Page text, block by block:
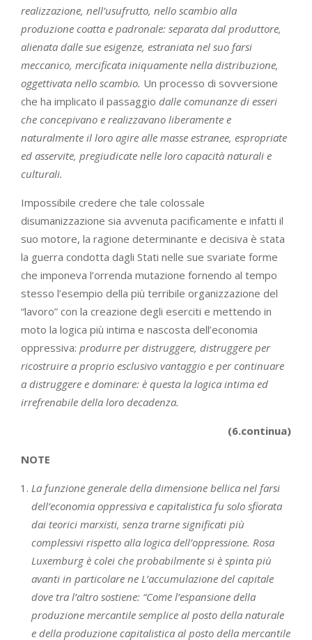
realizzazione, nell’usufrutto, nello scambio alla
produzione coatta e padronale: separata dal produttore,
alienata dalle sue esigenze, estraniata nel suo farsi
meccanico, mercificata iniquamente nella distribuzione,
oggettivata nello scambio. Un processo di sovversione
che ha implicato il passaggio dalle comunanze di esseri
che concepivano e realizzavano liberamente e
naturalmente il loro agire alle masse estranee, espropriate
ed asservite, pregiudicate nelle loro capacità naturali e
culturali.
Impossibile credere che tale colossale
disumanizzazione sia avvenuta pacificamente e infatti il
suo motore, la ragione determinante e decisiva è stata
la guerra condotta dagli Stati nelle sue svariate forme
che imponeva l’orrenda mutazione fornendo al tempo
stesso l’esempio della più terribile organizzazione del
“lavoro” con la creazione degli eserciti e mettendo in
moto la logica più intima e nascosta dell’economia
oppressiva: produrre per distruggere, distruggere per
ricostruire a proprio esclusivo vantaggio e per continuare
a distruggere e dominare: è questa la logica intima ed
irrefrenabile della loro decadenza.
(6.continua)
NOTE
La funzione generale della dimensione bellica nel farsi
dell’economia oppressiva e capitalistica fu solo sfiorata
dai teorici marxisti, senza trarne significati più
complessivi rispetto alla logica dell’oppressione. Rosa
Luxemburg è colei che probabilmente si è spinta più
avanti in particolare ne L’accumulazione del capitale
dove tra l’altro sostiene: “Come l’espansione della
produzione mercantile semplice al posto della naturale
e della produzione capitalistica al posto della mercantile